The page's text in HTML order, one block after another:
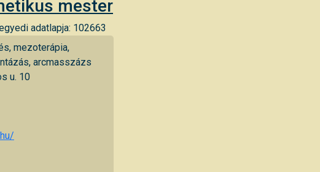
mester
adatlapja: 102663
mezoterápia,
arcmasszázs
u. 10